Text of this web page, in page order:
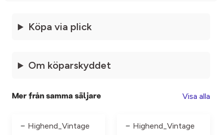
Köpa via plick
Om köparskyddet
Mer från samma säljare Visa alla
Highend_Vintage Highend_Vintage